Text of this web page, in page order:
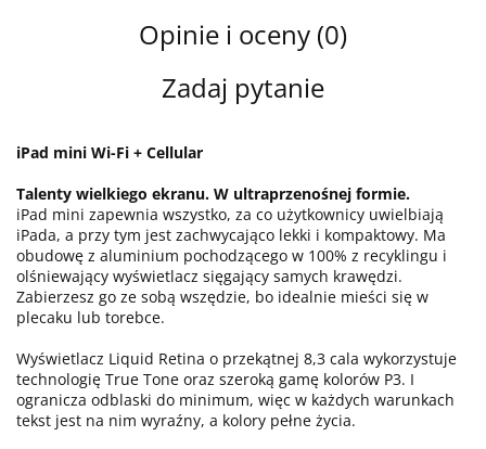
Opinie i oceny (0)
Zadaj pytanie
iPad mini Wi-Fi + Cellular
Talenty wielkiego ekranu. W ultraprzenośnej formie.
iPad mini zapewnia wszystko, za co użytkownicy uwielbiają
iPada, a przy tym jest zachwycająco lekki i kompaktowy. Ma
obudowę z aluminium pochodzącego w 100% z recyklingu i
olśniewający wyświetlacz sięgający samych krawędzi.
Zabierzesz go ze sobą wszędzie, bo idealnie mieści się w
plecaku lub torebce.
Wyświetlacz Liquid Retina o przekątnej 8,3 cala wykorzystuje
technologię True Tone oraz szeroką gamę kolorów P3. I
ogranicza odblaski do minimum, więc w każdych warunkach
tekst jest na nim wyraźny, a kolory pełne życia.